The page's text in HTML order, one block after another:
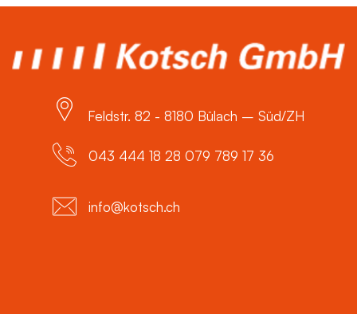
Feldstr. 82 - 8180 Bülach – Süd/ZH
043 444 18 28 079 789 17 36
info@kotsch.ch